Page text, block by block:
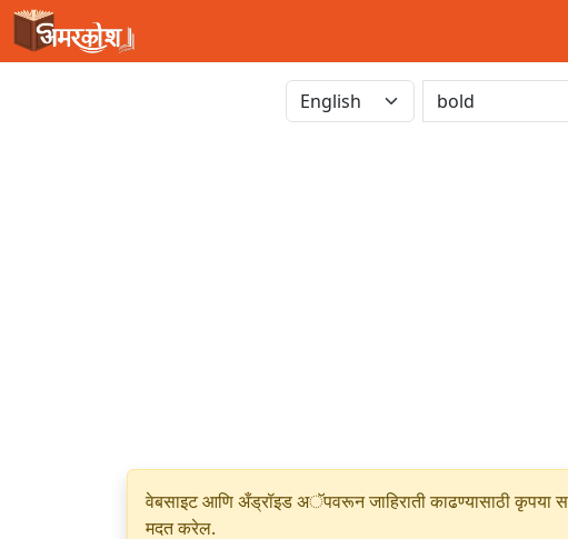
वेबसाइट आणि अँड्रॉइड अॅपवरून जाहिराती काढण्यासाठी कृपया
मदत करेल.